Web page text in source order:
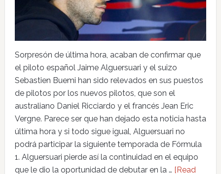
Sorpresón de última hora, acaban de confirmar que
el piloto español Jaime Alguersuari y el suizo
Sebastien Buemi han sido relevados en sus puestos
de pilotos por los nuevos pilotos, que son el
australiano Daniel Ricciardo y el francés Jean Eric
Vergne. Parece ser que han dejado esta noticia hasta
última hora y si todo sigue igual, Alguersuari no
podrá participar la siguiente temporada de Fórmula
1. Alguersuari pierde así la continuidad en el equipo
que le dio la oportunidad de debutar en la … [Read